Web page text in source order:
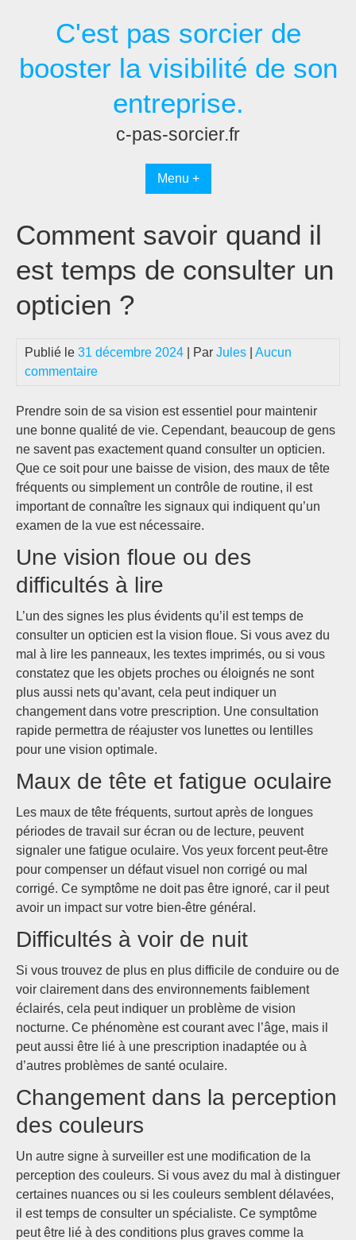
C'est pas sorcier de
booster la visibilité de son
entreprise.
c-pas-sorcier.fr
Menu +
Comment savoir quand il
est temps de consulter un
opticien ?
Publié le 31 décembre 2024 | Par Jules
Aucun
commentaire
Prendre soin de sa vision est essentiel pour maintenir
une bonne qualité de vie. Cependant, beaucoup de gens
ne savent pas exactement quand consulter un opticien.
Que ce soit pour une baisse de vision, des maux de tête
fréquents ou simplement un contrôle de routine, il est
important de connaître les signaux qui indiquent qu’un
examen de la vue est nécessaire.
Une vision floue ou des
difficultés à lire
L’un des signes les plus évidents qu’il est temps de
consulter un opticien est la vision floue. Si vous avez du
mal à lire les panneaux, les textes imprimés, ou si vous
constatez que les objets proches ou éloignés ne sont
plus aussi nets qu’avant, cela peut indiquer un
changement dans votre prescription. Une consultation
rapide permettra de réajuster vos lunettes ou lentilles
pour une vision optimale.
Maux de tête et fatigue oculaire
Les maux de tête fréquents, surtout après de longues
périodes de travail sur écran ou de lecture, peuvent
signaler une fatigue oculaire. Vos yeux forcent peut-être
pour compenser un défaut visuel non corrigé ou mal
corrigé. Ce symptôme ne doit pas être ignoré, car il peut
avoir un impact sur votre bien-être général.
Difficultés à voir de nuit
Si vous trouvez de plus en plus difficile de conduire ou de
voir clairement dans des environnements faiblement
éclairés, cela peut indiquer un problème de vision
nocturne. Ce phénomène est courant avec l’âge, mais il
peut aussi être lié à une prescription inadaptée ou à
d’autres problèmes de santé oculaire.
Changement dans la perception
des couleurs
Un autre signe à surveiller est une modification de la
perception des couleurs. Si vous avez du mal à distinguer
certaines nuances ou si les couleurs semblent délavées,
il est temps de consulter un spécialiste. Ce symptôme
peut être lié à des conditions plus graves comme la